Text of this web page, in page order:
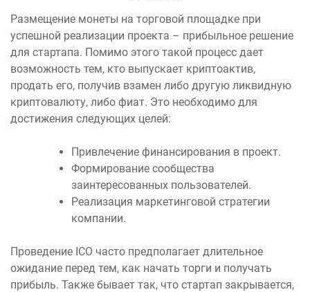
Размещение монеты на торговой площадке при
успешной реализации проекта – прибыльное решение
для стартапа. Помимо этого такой процесс дает
возможность тем, кто выпускает криптоактив,
продать его, получив взамен либо другую ликвидную
криптовалюту, либо фиат. Это необходимо для
достижения следующих целей:
Привлечение финансирования в проект.
Формирование сообщества
заинтересованных пользователей.
Реализация маркетинговой стратегии
компании.
Проведение ICO часто предполагает длительное
ожидание перед тем, как начать торги и получать
прибыль. Также бывает так, что стартап закрывается,